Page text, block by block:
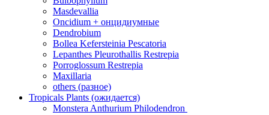
Masdevallia
Oncidium + онцидиумные
Dendrobium
Bollea Kefersteinia Pescatoria
Lepanthes Pleurothallis Restrepia
Porroglossum Restrepia
Maxillaria
others (разное)
Tropicals Plants (ожидается)
​​​​​​​Monstera Anthurium Philodendron